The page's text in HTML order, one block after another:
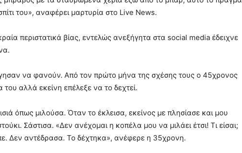
του», αναφέρει μαρτυρία στο Live News.
περιστατικά βίας, εντελώς ανεξήγητα στα social media έδειχνε
να φανούν. Από τον πρώτο μήνα της σχέσης τους ο 45χρονος
του αλλά εκείνη επέλεξε να το δεχτεί.
όπως μιλούσα. Όταν το έκλεισα, εκείνος με πλησίασε και μου
Σάστισα. «Δεν ανέχομαι η κοπέλα μου να μιλάει έτσι! Τι είσαι;
Δεν αντέδρασα. Το δέχτηκα», ανέφερε η 35χρονη.